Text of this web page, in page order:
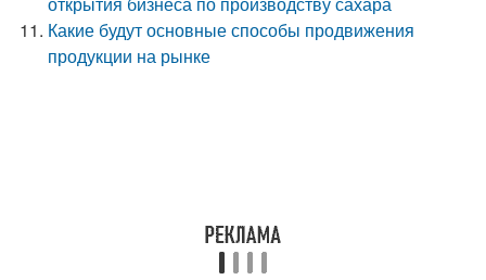
Какие будут основные способы продвижения
продукции на рынке